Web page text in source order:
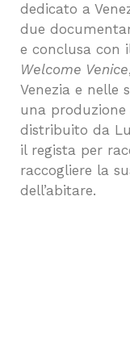
dedicato a
due
e conclusa con
Welcome Venice
Venezia e nelle
una
distribuito da
il regista per
raccogliere la
dell’abitare.